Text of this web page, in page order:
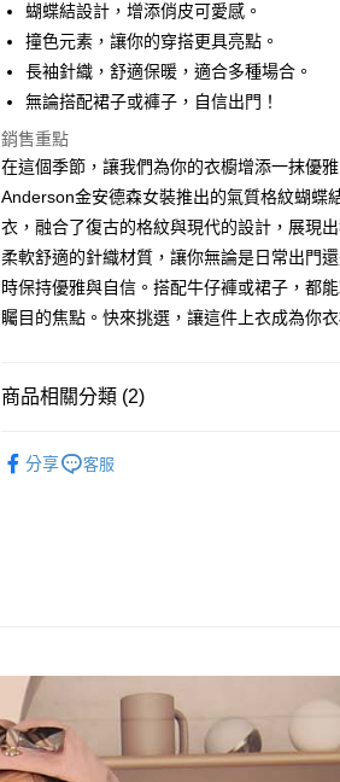
街口支付
悠遊付
ATM付款
付款後全家取貨
每筆NT$60，滿NT$1,000(含以上)免運費
付款後7-11取貨
宅配
蝴蝶結設計，增添俏皮可愛感。
撞色元素，讓你的穿搭更具亮點。
長袖針織，舒適保暖，適合多種場合。
無論搭配裙子或褲子，自信出門！
銷售重點
在這個季節，讓我們為你的衣櫥增添一抹優
Anderson金安德森女裝推出的氣質格紋蝴蝶
衣，融合了復古的格紋與現代的設計，展現
柔軟舒適的針織材質，讓你無論是日常出門
時保持優雅與自信。搭配牛仔褲或裙子，都
矚目的焦點。快來挑選，讓這件上衣成為你衣
商品相關分類 (2)
分享 客服